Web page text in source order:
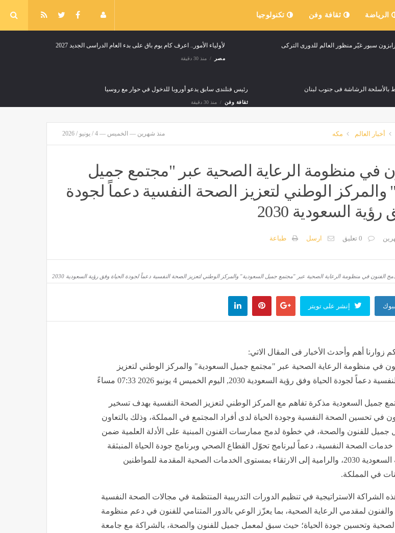
الرياضة ثقافة وفن تكنولوجيا
سبور غيّر منظور العالم للدورى التركى لأولياء الأمور.. اعرف كام يوم باق على بدء العام الدراسى الجديد 2027
مصر منذ 30 دقيقة
الرشاشة فى جنوب لبنان رئيس فنلندى سابق يدعو أوروبا للدخول في حوار مع روسيا
ثقافة وفن منذ 30 دقيقة
يظهر بقميص سيراميكا في ودية بروكسي (صور)
نشر قصصًا زائفة ولم يكشف علاقته بأرض العين السخنة ودمياط مصر تدين استهداف ناقلة نفط إماراتية في مضيق هرمز
مصر
التحقيق، كواليس مغامرة طالبين على دراجتين ناريتين بالمقطم
مصر منذ 39 دقيقة
أخبار العالم مكه منذ شهرين — الخميس — 4 / يونيو / 2026
في منظومة الرعاية الصحية عبر "مجتمع جميل
والمركز الوطني لتعزيز الصحة النفسية دعماً لجودة
السعودية 2030
0 تعليق ارسل طباعة
الفنون في منظومة الرعاية الصحية عبر "مجتمع جميل السعودية" والمركز الوطني لتعزيز الصحة النفسية دعماً لجودة الحياة وفق رؤية السعودية 2030
إنشر على تويتر
زوارنا أهم وأحدث الأخبار فى المقال الاتي:
في منظومة الرعاية الصحية عبر "مجتمع جميل السعودية" والمركز الوطني لتعزيز
دعماً لجودة الحياة وفق رؤية السعودية 2030, اليوم الخميس 4 يونيو 2026 07:33 مساءً
جميل السعودية مذكرة تفاهم مع المركز الوطني لتعزيز الصحة النفسية بهدف تسخير
في تحسين الصحة النفسية وجودة الحياة لدى أفراد المجتمع في المملكة، وذلك بالتعاون
للفنون والصحة، في خطوة لدمج ممارسات الفنون المبنية على الأدلة العلمية ضمن
الصحة النفسية، دعماً لبرنامج تحوّل القطاع الصحي وبرنامج جودة الحياة المنبثقة
عن رؤية السعودية 2030، والرامية إلى الارتقاء بمستوى الخدمات الصحية المقدمة للمواطنين
في المملكة.
الشراكة الاستراتيجية في تنظيم الدورات التدريبية المنتظمة في مجالات الصحة النفسية
والفنون لمقدمي الرعاية الصحية، بما يعزّز الوعي بالدور المتنامي للفنون في دعم منظومة
الصحية وتحسين جودة الحياة؛ حيث سبق لمعمل جميل للفنون والصحة، بالشراكة مع جامعة